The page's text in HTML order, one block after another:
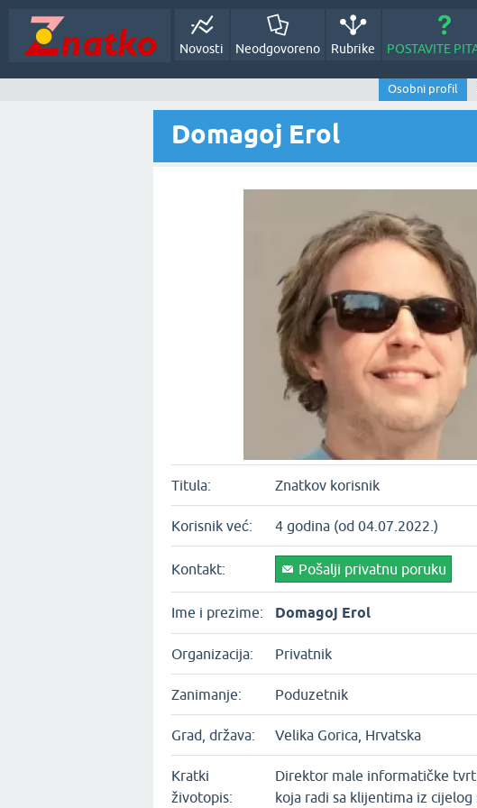
Novosti Neodgovoreno Rubrike POSTAVITE
Osobni profil
Domagoj Erol
Titula: Znatkov korisnik
Korisnik već: 4 godina (od 04.07.2022.)
Kontakt: Pošalji privatnu poruku
Ime i prezime: Domagoj Erol
Organizacija: Privatnik
Zanimanje: Poduzetnik
Grad, država: Velika Gorica, Hrvatska
Kratki
životopis:
Direktor male informatičke
koja radi sa klijentima iz cijelog